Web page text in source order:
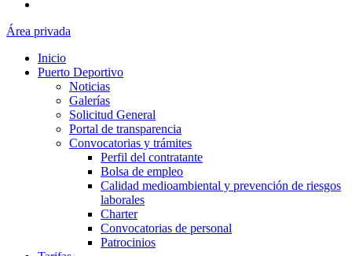
Área privada
Inicio
Puerto Deportivo
Noticias
Galerías
Solicitud General
Portal de transparencia
Convocatorias y trámites
Perfil del contratante
Bolsa de empleo
Calidad medioambiental y prevención de riesgos
laborales
Charter
Convocatorias de personal
Patrocinios